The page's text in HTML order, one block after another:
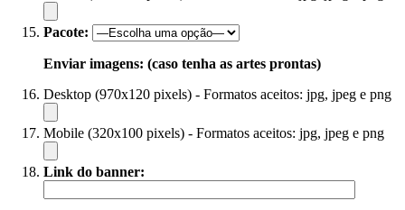
Pacote:
Enviar imagens: (caso tenha as artes prontas)
Desktop (970x120 pixels) - Formatos aceitos: jpg, jpeg e png
Mobile (320x100 pixels) - Formatos aceitos: jpg, jpeg e png
Link do banner: